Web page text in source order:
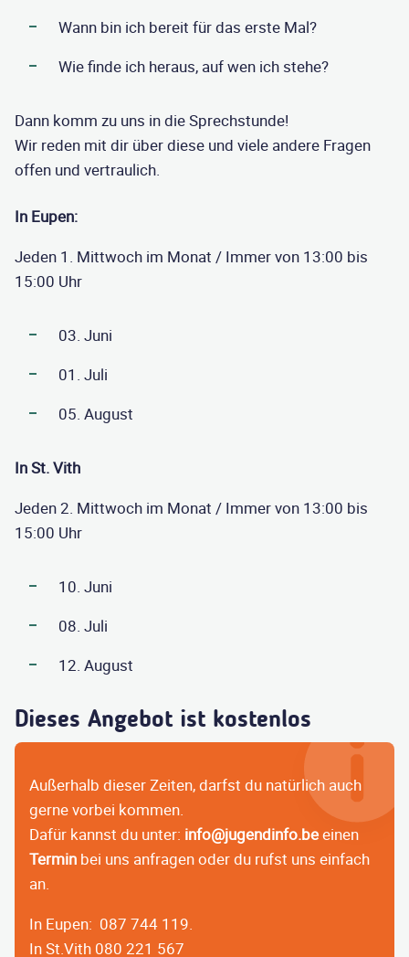
Wann bin ich bereit für das erste Mal?
Wie finde ich heraus, auf wen ich stehe?
Dann komm zu uns in die Sprechstunde!
Wir reden mit dir über diese und viele andere Fragen
offen und vertraulich.
In Eupen:
Jeden 1. Mittwoch im Monat / Immer von 13:00 bis
15:00 Uhr
03. Juni
01. Juli
05. August
InSt. Vith
Jeden2. Mittwoch im Monat / Immer von 13:00 bis
15:00 Uhr
10. Juni
08. Juli
12. August
Dieses Angebot ist kostenlos
Außerhalb dieser Zeiten, darfst du natürlich auch
gerne vorbei kommen.
Dafür kannst du unter: info@jugendinfo.beeinen
Termin bei uns anfragen oder du rufst uns einfach
an.
In Eupen: 087 744 119.
In St.Vith 080 221 567